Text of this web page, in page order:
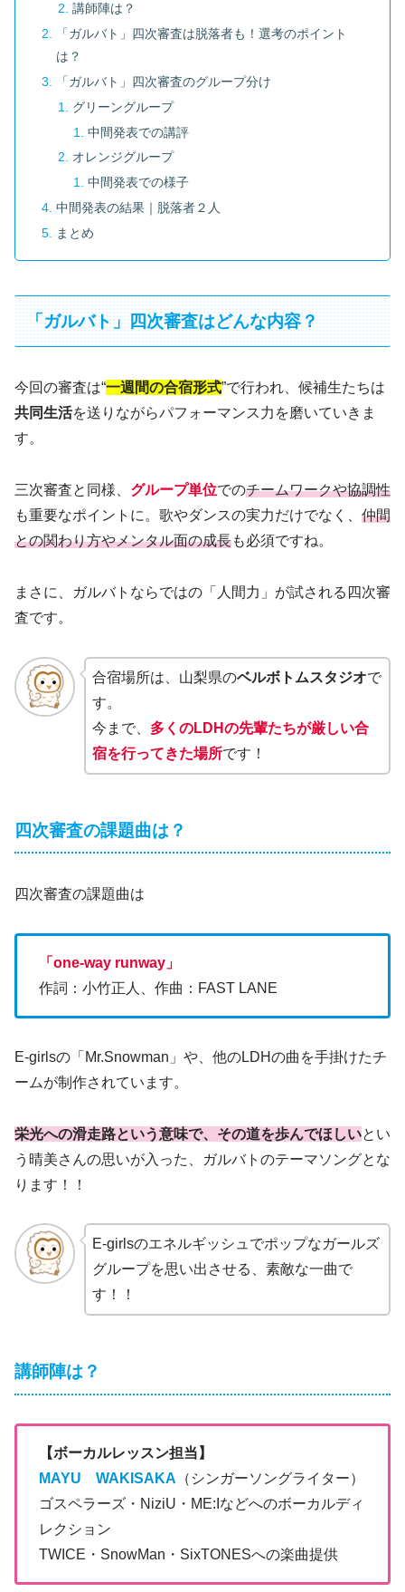
講師陣は？
「ガルバト」四次審査は脱落者も！選考のポイント
は？
「ガルバト」四次審査のグループ分け
グリーングループ
中間発表での講評
オレンジグループ
中間発表での様子
中間発表の結果｜脱落者２人
まとめ
「ガルバト」四次審査はどんな内容？
今回の審査は“一週間の合宿形式”で行われ、候補生たちは
共同生活を送りながらパフォーマンス力を磨いていきま
す。
三次審査と同様、 グループ単位でのチームワークや協調性
も重要なポイントに。歌やダンスの実力だけでなく、 仲間
との関わり方やメンタル面の成長も必須ですね。
まさに、ガルバトならではの「人間力」が試される四次審
査です。
合宿場所は、山梨県のベルボトムスタジオで
す。
今まで、 多くのLDHの先輩たちが厳しい合
宿を行ってきた場所です！
四次審査の課題曲は？
四次審査の課題曲は
「one-way runway」
作詞：小竹正人、作曲：FAST LANE
E-girlsの「Mr.Snowman」や、他のLDHの曲を手掛けたチ
ームが制作されています。
栄光への滑走路という意味で、その道を歩んでほしいとい
う晴美さんの思いが入った、ガルバトのテーマソングとな
ります！！
E-girlsのエネルギッシュでポップなガールズ
グループを思い出させる、素敵な一曲で
す！！
講師陣は？
【ボーカルレッスン担当】
MAYU WAKISAKA （シンガーソングライター）
ゴスペラーズ・NiziU・ME:Iなどへのボーカルディ
レクション
TWICE・SnowMan・SixTONESへの楽曲提供